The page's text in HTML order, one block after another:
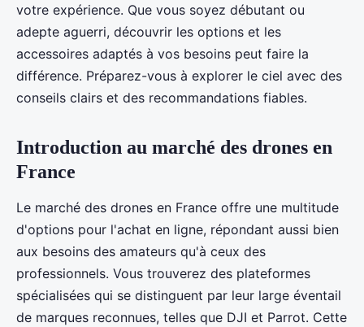
votre expérience. Que vous soyez débutant ou
adepte aguerri, découvrir les options et les
accessoires adaptés à vos besoins peut faire la
différence. Préparez-vous à explorer le ciel avec des
conseils clairs et des recommandations fiables.
Introduction au marché des drones en
France
Le marché des drones en France offre une multitude
d'options pour l'achat en ligne, répondant aussi bien
aux besoins des amateurs qu'à ceux des
professionnels. Vous trouverez des plateformes
spécialisées qui se distinguent par leur large éventail
de marques reconnues, telles que DJI et Parrot. Cette